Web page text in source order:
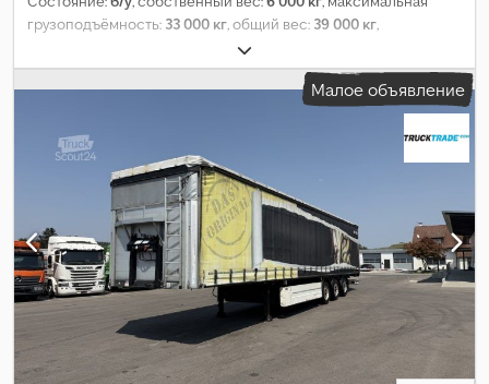
грузоподъёмность: 33 000 кг, общий вес: 39 000 кг,
, первая регистрация:
грузового отсека:13 000 мм, ширина пространства для
загрузки:2 330 мм, высота грузового отсека:1 мм , подвеска:
, пробег:1 001
, тип передачи:
Оборудование:ABS,
Малое объявление